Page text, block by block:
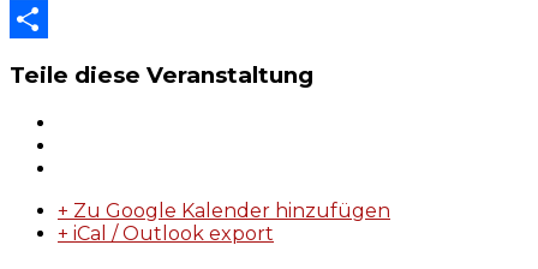
Copy
Teile diese Veranstaltung
+ Zu Google Kalender hinzufügen
+ iCal / Outlook export